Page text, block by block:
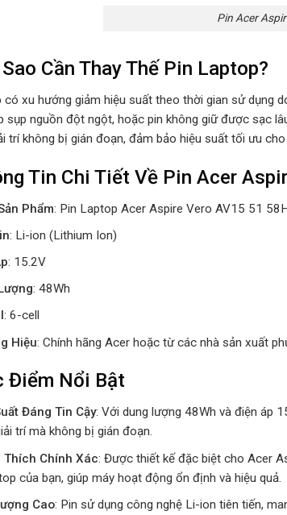
Pin Acer
Cần Thay Thế Pin Laptop?
có xu hướng giảm hiệu suất theo thời gian sử dụng
sụp nguồn đột ngột, hoặc pin không giữ được sạc
trí không bị gián đoạn, đảm bảo hiệu suất tối ưu
Tin Chi Tiết Về Pin Acer
Phẩm: Pin Laptop Acer Aspire Vero AV15 51
: Li-ion (Lithium Ion)
: 15.2V
: 48Wh
: 6-cell
Hiệu: Chính hãng Acer hoặc từ các nhà sản xuất
Điểm Nổi Bật
Đáng Tin Cậy: Với dung lượng 48Wh và điện áp
trí mà không bị gián đoạn.
Thích Chính Xác: Được thiết kế đặc biệt cho Acer
của bạn, giúp máy hoạt động ổn định và hiệu quả.
Cao: Pin sử dụng công nghệ Li-ion tiên tiến,